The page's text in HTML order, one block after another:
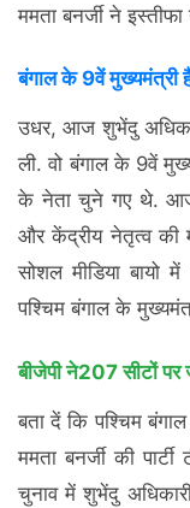
ममता बनर्जी ने इस्तीफा
बंगाल के 9वें मुख्यमंत्री
उधर, आज शुभेंदु
ली. वो बंगाल के 9वें
के नेता चुने गए थे. आज
और केंद्रीय नेतृत्व
सोशल मीडिया बायो
पश्चिम बंगाल के
बीजेपी ने207 सीटों पर
बता दें कि पश्चिम
ममता बनर्जी की
चुनाव में शुभेंदु